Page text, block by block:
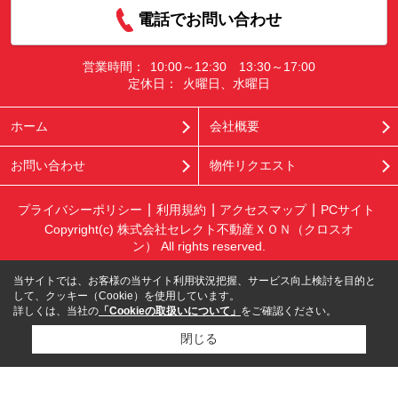
電話でお問い合わせ
営業時間：
10:00～12:30 13:30～17:00
定休日：
火曜日、水曜日
ホーム 会社概要
お問い合わせ 物件リクエスト
プライバシーポリシー 利用規約 アクセスマップ
PCサイト
Copyright(c) 株式会社セレクト不動産ＸＯＮ（クロスオ
ン） All rights reserved.
当サイトでは、お客様の当サイト利用状況把握、サービス向上検討を目的と
して、クッキー（Cookie）を使用しています。
詳しくは、当社の 「Cookieの取扱いについて」 をご確認ください。
閉じる